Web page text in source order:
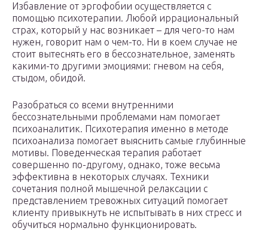
Избавление от эргофобии осуществляется с
помощью психотерапии. Любой иррациональный
страх, который у нас возникает – для чего-то нам
нужен, говорит нам о чем-то. Ни в коем случае не
стоит вытеснять его в бессознательное, заменять
какими-то другими эмоциями: гневом на себя,
стыдом, обидой.
Разобраться со всеми внутренними
бессознательными проблемами нам помогает
психоаналитик. Психотерапия именно в методе
психоанализа помогает выяснить самые глубинные
мотивы. Поведенческая терапия работает
совершенно по-другому, однако, тоже весьма
эффективна в некоторых случаях. Техники
сочетания полной мышечной релаксации с
представлением тревожных ситуаций помогает
клиенту привыкнуть не испытывать в них стресс и
обучиться нормально функционировать.